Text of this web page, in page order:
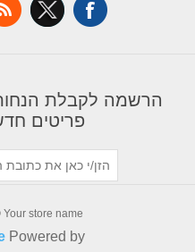
Apply for vendor account
הרשמה לקבלת
פריטים
Your store name © כל הזכויות שמורות.
Powered by